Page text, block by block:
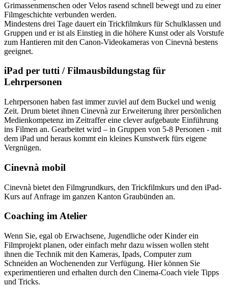
Grimassenmenschen oder Velos rasend schnell bewegt und zu einer
Filmgeschichte verbunden werden.
Mindestens drei Tage dauert ein Trickfilmkurs für Schulklassen und
Gruppen und er ist als Einstieg in die höhere Kunst oder als Vorstufe
zum Hantieren mit den Canon-Videokameras von Cinevnà bestens
geeignet.
iPad per tutti / Filmausbildungstag für
Lehrpersonen
Lehrpersonen haben fast immer zuviel auf dem Buckel und wenig
Zeit. Drum bietet ihnen Cinevnà zur Erweiterung ihrer persönlichen
Medienkompetenz im Zeitraffer eine clever aufgebaute Einführung
ins Filmen an. Gearbeitet wird – in Gruppen von 5-8 Personen - mit
dem iPad und heraus kommt ein kleines Kunstwerk fürs eigene
Vergnügen.
Cinevnà mobil
Cinevnà bietet den Filmgrundkurs, den Trickfilmkurs und den iPad-
Kurs auf Anfrage im ganzen Kanton Graubünden an.
Coaching im Atelier
Wenn Sie, egal ob Erwachsene, Jugendliche oder Kinder ein
Filmprojekt planen, oder einfach mehr dazu wissen wollen steht
ihnen die Technik mit den Kameras, Ipads, Computer zum
Schneiden an Wochenenden zur Verfügung. Hier können Sie
experimentieren und erhalten durch den Cinema-Coach viele Tipps
und Tricks.